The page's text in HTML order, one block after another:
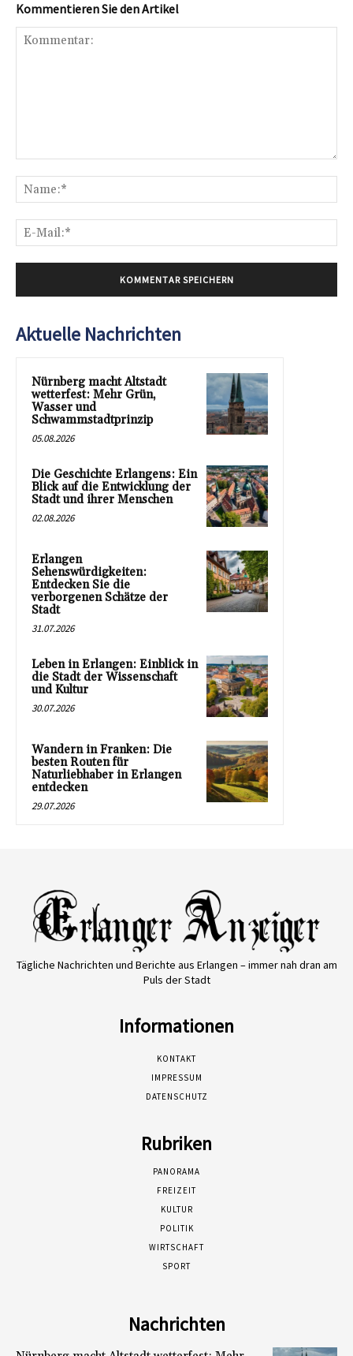
Kommentieren Sie den Artikel
Aktuelle Nachrichten
Nürnberg macht Altstadt
wetterfest: Mehr Grün,
Wasser und
Schwammstadtprinzip
05.08.2026
Die Geschichte Erlangens: Ein
Blick auf die Entwicklung der
Stadt und ihrer Menschen
02.08.2026
Erlangen
Sehenswürdigkeiten:
Entdecken Sie die
verborgenen Schätze der
Stadt
31.07.2026
Leben in Erlangen: Einblick in
die Stadt der Wissenschaft
und Kultur
30.07.2026
Wandern in Franken: Die
besten Routen für
Naturliebhaber in Erlangen
entdecken
29.07.2026
Tägliche Nachrichten und Berichte aus Erlangen – immer nah dran am
Puls der Stadt
Informationen
KONTAKT
IMPRESSUM
DATENSCHUTZ
Rubriken
PANORAMA
FREIZEIT
KULTUR
POLITIK
WIRTSCHAFT
SPORT
Nachrichten